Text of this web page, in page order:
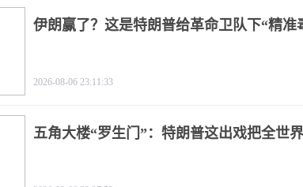
伊朗赢了？这是特朗普给革命卫队下“精准
2026-08-06 23:11:33
五角大楼“罗生门”：特朗普这出戏把全世